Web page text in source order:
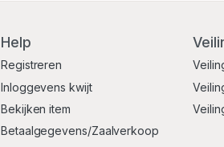
Help
Registreren
Inloggevens kwijt
Bekijken item
Betaalgegevens/Zaalverkoop